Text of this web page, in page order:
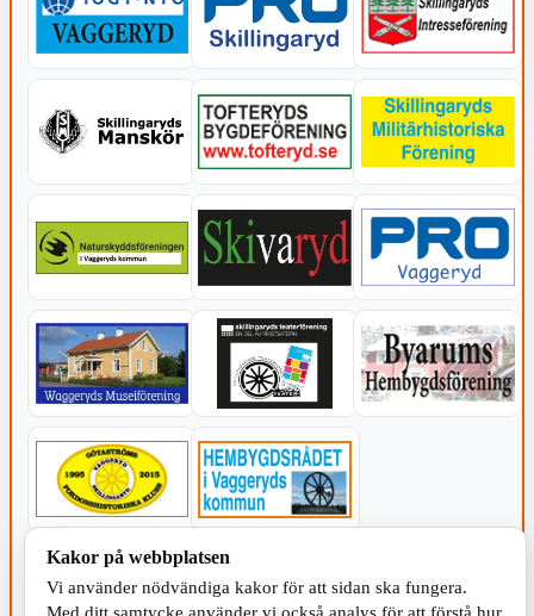
KOMMUNEN
Kakor på webbplatsen
Vi använder nödvändiga kakor för att sidan ska fungera.